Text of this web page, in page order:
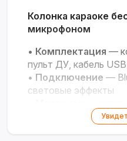
Колонка караоке
микрофоном
• Комплектация —
пульт ДУ, кабель
• Подключение —
световые эффекты
—